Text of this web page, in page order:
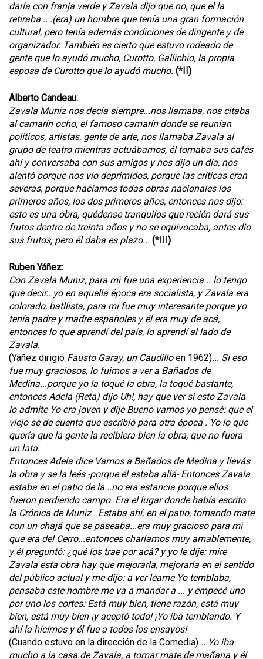
darla con franja verde y Zavala dijo que no, que el la
retiraba... .(era) un hombre que tenía una gran formación
cultural, pero tenía además condiciones de dirigente y de
organizador. También es cierto que estuvo rodeado de
gente que lo ayudó mucho, Curotto, Gallichio, la propia
esposa de Curotto que lo ayudó mucho. (*II)
Alberto Candeau:
Zavala Muniz nos decía siempre...nos llamaba, nos citaba
al camarín ocho, el famoso camarín donde se reunían
políticos, artistas, gente de arte, nos llamaba Zavala al
grupo de teatro mientras actuábamos, él tomaba sus cafés
ahí y conversaba con sus amigos y nos dijo un día, nos
alentó porque nos vio deprimidos, porque las críticas eran
severas, porque hacíamos todas obras nacionales los
primeros años, los dos primeros años, entonces nos dijo:
esto es una obra, quédense tranquilos que recién dará sus
frutos dentro de treinta años y no se equivocaba, antes dio
sus frutos, pero él daba es plazo... (*III)
Ruben Yáñez:
Con Zavala Muniz, para mi fue una experiencia... lo tengo
que decir...yo en aquella época era socialista, y Zavala era
colorado, batllista, para mi fue muy interesante porque yo
tenía padre y madre españoles y él era muy de acá,
entonces lo que aprendí del país, lo aprendí al lado de
Zavala.
(Yáñez dirigió Fausto Garay, un Caudilloen 1962)... Si eso
fue muy graciosos, lo fuimos a ver a Bañados de
Medina...porque yo la toqué la obra, la toqué bastante,
entonces Adela (Reta) dijo Uh!, hay que ver si esto Zavala
lo admite Yo era joven y dije Bueno vamos yo pensé: que el
viejo se de cuenta que escribió para otra época . Yo lo que
quería que la gente la recibiera bien la obra, que no fuera
un lata.
Entonces Adela dice Vamos a Bañados de Medina y llevás
la obra y se la leés -porque él estaba allá- Entonces Zavala
estaba en el patio de la...no era estancia porque ellos
fueron perdiendo campo. Era el lugar donde había escrito
la Crónica de Muniz . Estaba ahí, en el patio, tomando mate
con un chajá que se paseaba...era muy gracioso para mi
que era del Cerro...entonces charlamos muy amablemente,
y él preguntó: ¿qué los trae por acá? y yo le dije: mire
Zavala esta obra hay que mejorarla, mejorarla en el sentido
del público actual y me dijo: a ver léame Yo temblaba,
pensaba este hombre me va a mandar a ... y empecé uno
por uno los cortes: Está muy bien, tiene razón, está muy
bien, está muy bien ¡y aceptó todo! ¡Yo iba temblando. Y
ahí la hicimos y él fue a todos los ensayos!
(Cuando estuvo en la dirección de la Comedia)... Yo iba
mucho a la casa de Zavala, a tomar mate de mañana y él